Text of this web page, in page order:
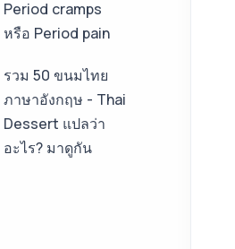
Period cramps
หรือ Period pain
รวม 50 ขนมไทย
ภาษาอังกฤษ - Thai
Dessert แปลว่า
อะไร? มาดูกัน